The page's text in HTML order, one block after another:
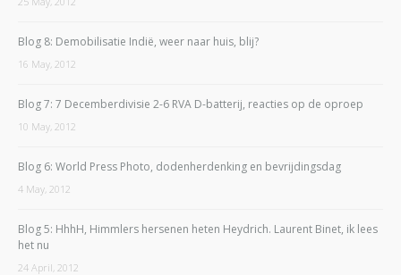
Blog 8: Demobilisatie Indië, weer naar huis, blij?
16 May, 2012
Blog 7: 7 Decemberdivisie 2-6 RVA D-batterij, reacties op de oproep
10 May, 2012
Blog 6: World Press Photo, dodenherdenking en bevrijdingsdag
4 May, 2012
Blog 5: HhhH, Himmlers hersenen heten Heydrich. Laurent Binet, ik lees
het nu
24 April, 2012